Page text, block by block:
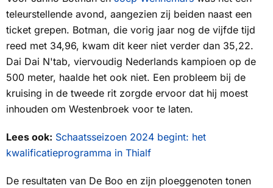
teleurstellende avond, aangezien zij beiden naast een
ticket grepen. Botman, die vorig jaar nog de vijfde tijd
reed met 34,96, kwam dit keer niet verder dan 35,22.
Dai Dai N'tab, viervoudig Nederlands kampioen op de
500 meter, haalde het ook niet. Een probleem bij de
kruising in de tweede rit zorgde ervoor dat hij moest
inhouden om Westenbroek voor te laten.
Lees ook: Schaatsseizoen 2024 begint: het
kwalificatieprogramma in Thialf
De resultaten van De Boo en zijn ploeggenoten tonen